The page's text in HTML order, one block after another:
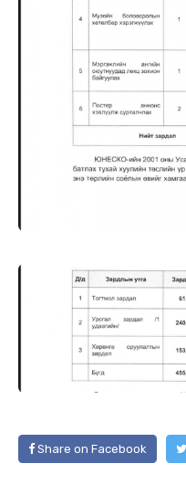
Share on Facebook